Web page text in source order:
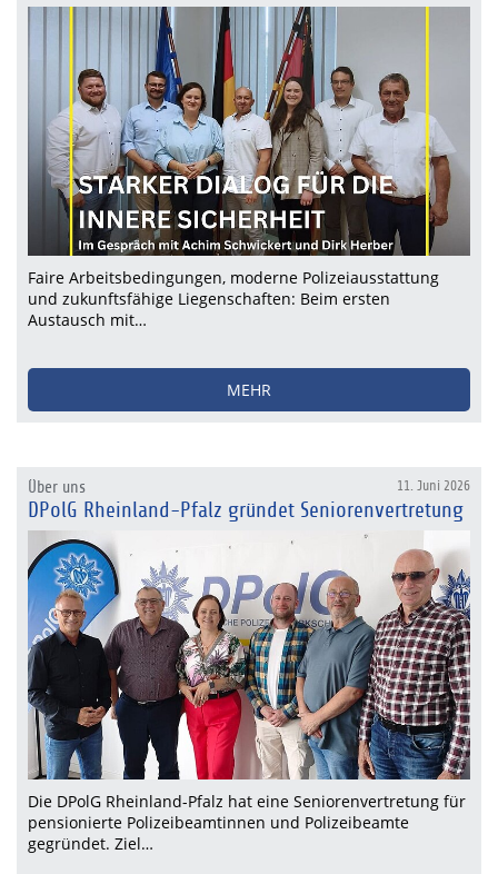
Faire Arbeitsbedingungen, moderne Polizeiausstattung
und zukunftsfähige Liegenschaften: Beim ersten
Austausch mit…
MEHR
11. Juni 2026
Über uns
DPolG Rheinland-Pfalz gründet Seniorenvertretung
Die DPolG Rheinland-Pfalz hat eine Seniorenvertretung für
pensionierte Polizeibeamtinnen und Polizeibeamte
gegründet. Ziel…